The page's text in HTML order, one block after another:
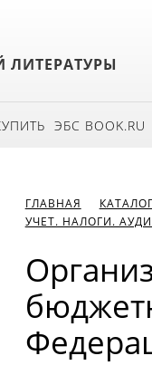
ЛИТЕРАТУРЫ
ЭБС BOOK.RU
ГЛАВНАЯ
УЧЕТ. НАЛОГИ.